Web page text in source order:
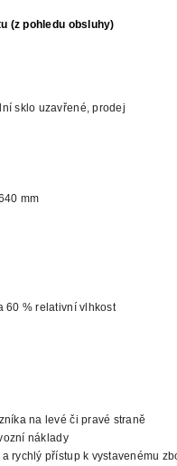
(z pohledu obsluhy)
sklo uzavřené, prodej
mm
60 % relativní vlhkost
na levé či pravé straně
náklady
rychlý přístup k vystavenému